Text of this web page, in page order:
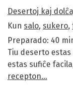
Desertoj kaj
Kun salo, sukero,
Preparado: 40
Tiu deserto
estas sufiĉe
recepton…